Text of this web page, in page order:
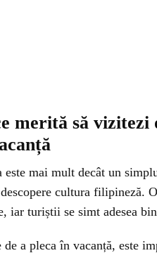
merită să vizitezi
este mai mult decât un
cultura filipineză.
iar turiștii se simt adesea
de a pleca în vacanță, este